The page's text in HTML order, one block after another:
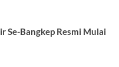
Se-Bangkep Resmi Mulai